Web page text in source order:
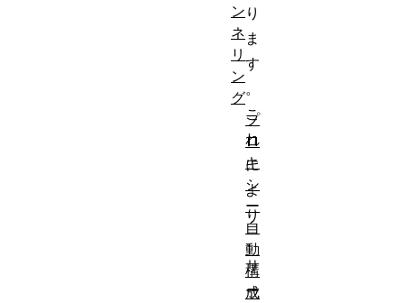
り
ま
す
。
こ
れ
に
よ
り
、
サ
ー
ン
ネ
リ
ン
グ
プ
ロ
キ
シ
ー
自
動
構
成